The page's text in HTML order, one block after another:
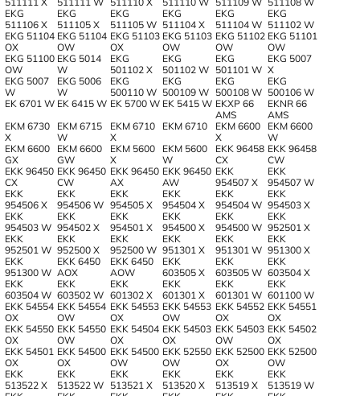
EKG
511106 X
EKG
511105 X
EKG
511105 W
EKG
511104 X
EKG
511104 W
EKG
511102 W
EKG 51104
OX
EKG 51104
OW
EKG 51103
OX
EKG 51103
OW
EKG 51102
OW
EKG 51101
OW
EKG 51100
OW
EKG 5014
W
EKG
501102 X
EKG
501102 W
EKG
501101 W
EKG 5007
X
EKG 5007
W
EKG 5006
W
EKG
500110 W
EKG
500109 W
EKG
500108 W
EKG
500106 W
EK 6701 W EK 6415 W EK 5700 W EK 5415 W EKXP 66
AMS
EKNR 66
AMS
EKM 6730
X
EKM 6715
W
EKM 6710
X
EKM 6710
EKM 6600
X
EKM 6600
W
EKM 6600
GX
EKM 6600
GW
EKM 5600
X
EKM 5600
W
EKK 96458
CX
EKK 96458
CW
EKK 96450
CX
EKK 96450
CW
EKK 96450
AX
EKK 96450
AW
EKK
954507 X
EKK
954507 W
EKK
954506 X
EKK
954506 W
EKK
954505 X
EKK
954504 X
EKK
954504 W
EKK
954503 X
EKK
954503 W
EKK
954502 Х
EKK
954501 X
EKK
954500 X
EKK
954500 W
EKK
952501 X
EKK
952501 W
EKK
952500 X
EKK
952500 W
EKK
951301 X
EKK
951301 W
EKK
951300 X
EKK
951300 W
EKK 6450
AOX
EKK 6450
AOW
EKK
603505 X
EKK
603505 W
EKK
603504 X
EKK
603504 W
EKK
603502 W
EKK
601302 X
EKK
601301 X
EKK
601301 W
EKK
601100 W
EKK 54554
OX
EKK 54554
OW
EKK 54553
OX
EKK 54553
OW
EKK 54552
OX
EKK 54551
OX
EKK 54550
OX
EKK 54550
OW
EKK 54504
OX
EKK 54503
OX
EKK 54503
OW
EKK 54502
OХ
EKK 54501
OX
EKK 54500
OX
EKK 54500
OW
EKK 52550
OW
EKK 52500
OX
EKK 52500
OW
EKK
513522 X
EKK
513522 W
EKK
513521 X
EKK
513520 X
EKK
513519 X
EKK
513519 W